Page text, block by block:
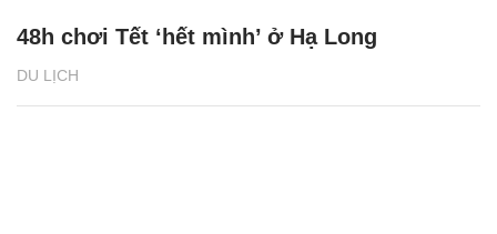
DU LỊCH
48h chơi Tết ‘hết mình’ ở Hạ Long